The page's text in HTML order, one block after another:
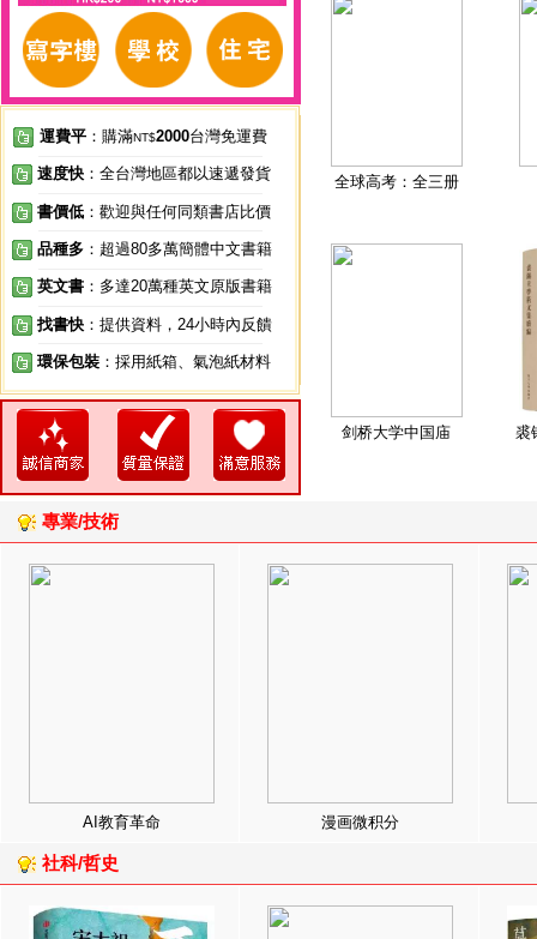
運費平 ：購滿NT$2000台灣免運費
速度快 ：全台灣地區都以速遞發貨
書價低 ：歡迎與任何同類書店比價
品種多 ：超過80多萬簡體中文書籍
英文書 ：多達20萬種英文原版書籍
找書快 ：提供資料，24小時內反饋
環保包裝 ：採用紙箱、氣泡紙材料
全球高考：全三册
剑桥大学中国庙 裘
專業/技術
AI教育革命 漫画微积分
社科/哲史